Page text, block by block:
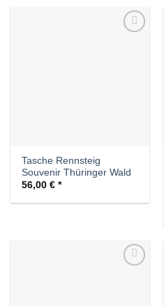
Tasche Rennsteig
Souvenir Thüringer Wald
56,00€